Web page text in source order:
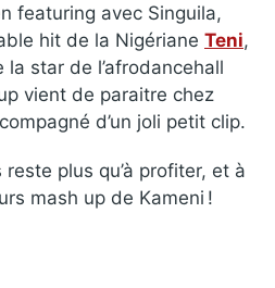
featuring avec Singuila,
hit de la Nigériane Teni,
la star de l’afrodancehall
vient de paraitre chez
d’un joli petit clip.
plus qu’à profiter, et à
mash up de Kameni !